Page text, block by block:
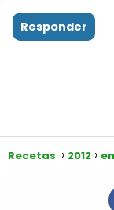
Responder
Recetas 2012